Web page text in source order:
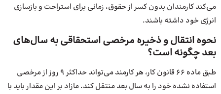
می‌کند کارمندان بدون کسر از حقوق، زمانی برای استراحت و بازسازی
انرژی خود داشته باشند.
نحوه انتقال و ذخیره مرخصی استحقاقی به سال‌های
بعد چگونه است؟
طبق ماده 66 قانون کار، هر کارمند می‌تواند حداکثر 9 روز از مرخصی
استفاده نشده خود را به سال بعد منتقل کند. مازاد بر این مقدار باید با